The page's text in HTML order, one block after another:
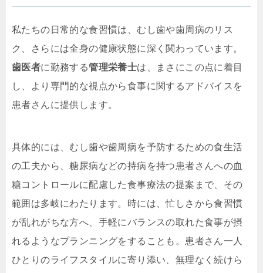
私たちの日常的な食習慣は、むし歯や歯周病のリス
ク、さらには全身の健康状態に深く関わっています。
歯医者に勤務する管理栄養士は、まさにこの点に着目
し、より専門的な視点から食事に関するアドバイスを
患者さんに提供します。
具体的には、むし歯や歯周病を予防するための食生活
の工夫から、糖尿病などの持病を持つ患者さんへの血
糖コントロールに配慮した食事療法の提案まで、その
範囲は多岐にわたります。時には、忙しさから食習慣
が乱れがちな方へ、手軽にバランスの取れた食事が摂
れるようなプランニングをすることも。患者さん一人
ひとりのライフスタイルに寄り添い、無理なく続けら